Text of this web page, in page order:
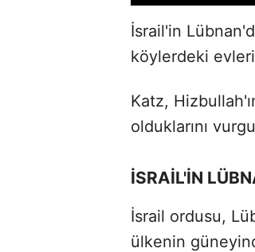
İsrail'in
köylerdeki
Katz,
olduklarını
İSRAİL'İN
İsrail ordusu,
ülkenin